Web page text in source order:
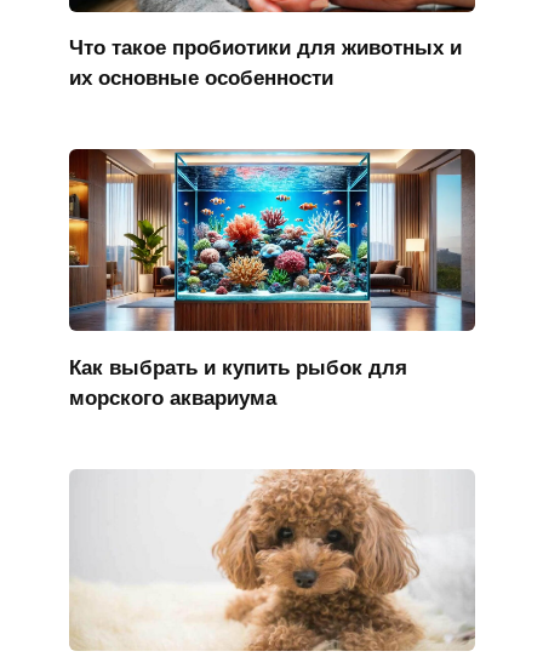
Что такое пробиотики для животных и
их основные особенности
Как выбрать и купить рыбок для
морского аквариума